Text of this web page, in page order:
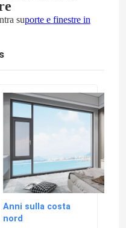
suporte e finestre in
Anni sulla costa
nord